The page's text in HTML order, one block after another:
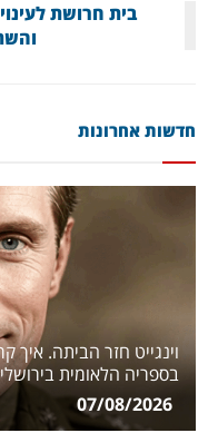
בית חרושת
חדשות אחרונות
וינגייט חזר הביתה. איך
בספריה הלאומית